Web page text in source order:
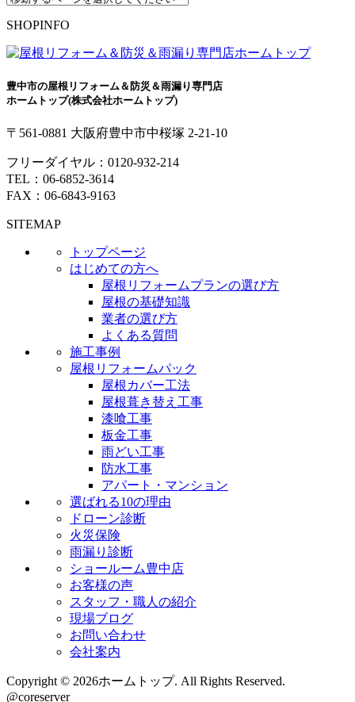
SHOPINFO
豊中市の屋根リフォーム＆防災＆雨漏り専門店
ホームトップ(株式会社ホームトップ)
〒561-0881 大阪府豊中市中桜塚 2-21-10
フリーダイヤル： 0120-932-214
TEL： 06-6852-3614
FAX：06-6843-9163
SITEMAP
トップページ
はじめての方へ
屋根リフォームプランの選び方
屋根の基礎知識
業者の選び方
よくある質問
施工事例
屋根リフォームパック
屋根カバー工法
屋根葺き替え工事
漆喰工事
板金工事
雨どい工事
防水工事
アパート・マンション
選ばれる10の理由
ドローン診断
火災保険
雨漏り診断
ショールーム豊中店
お客様の声
スタッフ・職人の紹介
現場ブログ
お問い合わせ
会社案内
Copyright © 2026ホームトップ. All Rights Reserved.
@coreserver